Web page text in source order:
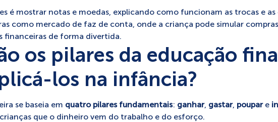
é mostrar notas e moedas, explicando como funcionam as trocas e
como mercado de faz de conta, onde a criança pode simular
financeiras de forma divertida.
os pilares da educação
los na infância?
se baseia em quatro pilares fundamentais: ganhar, gastar, poupar e
que o dinheiro vem do trabalho e do esforço.